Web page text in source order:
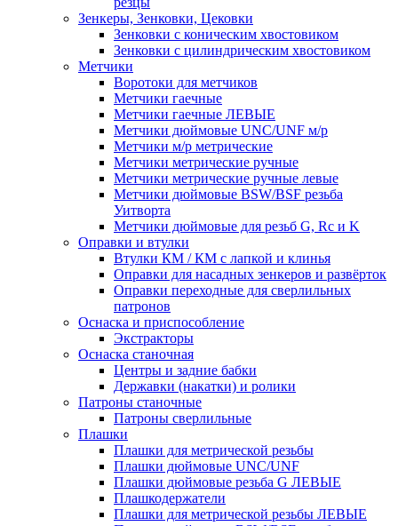
Зенкеры, Зенковки, Цековки
Зенковки с коническим хвостовиком
Зенковки с цилиндрическим хвостовиком
Метчики
Воротоки для метчиков
Метчики гаечные
Метчики гаечные ЛЕВЫЕ
Метчики дюймовые UNC/UNF м/р
Метчики м/р метрические
Метчики метрические ручные
Метчики метрические ручные левые
Метчики дюймовые BSW/BSF резьба
Уитворта
Метчики дюймовые для резьб G, Rc и K
Оправки и втулки
Втулки КМ / КМ с лапкой и клинья
Оправки для насадных зенкеров и развёрток
Оправки переходные для сверлильных
патронов
Оснаска и приспособление
Экстракторы
Оснаска станочная
Центры и задние бабки
Державки (накатки) и ролики
Патроны станочные
Патроны сверлильные
Плашки
Плашки для метрической резьбы
Плашки дюймовые UNC/UNF
Плашки дюймовые резьба G ЛЕВЫЕ
Плашкодержатели
Плашки для метрической резьбы ЛЕВЫЕ